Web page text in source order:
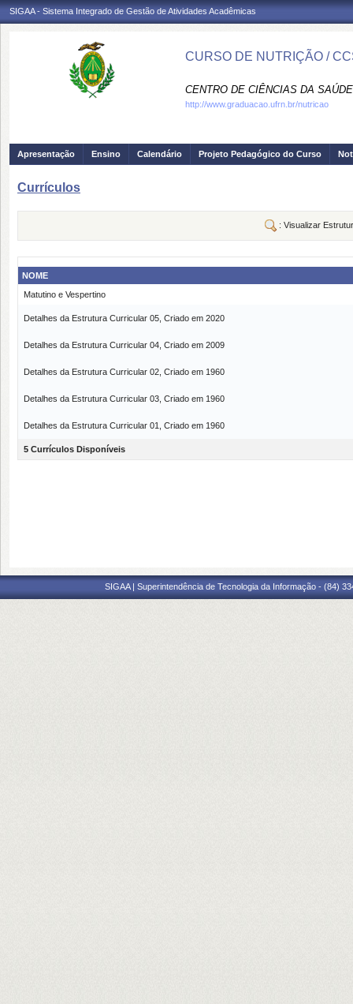
SIGAA - Sistema Integrado de Gestão de Atividades Acadêmicas
CURSO DE NUTRIÇÃO /
CENTRO DE CIÊNCIAS DA
http://www.graduacao.ufrn.br/nutricao
Apresentação Ensino Calendário Projeto Pedagógico do Curso
Currículos
: Visualizar
NOME
Matutino e Vespertino
Detalhes da Estrutura Curricular 05, Criado em 2020
Detalhes da Estrutura Curricular 04, Criado em 2009
Detalhes da Estrutura Curricular 02, Criado em 1960
Detalhes da Estrutura Curricular 03, Criado em 1960
Detalhes da Estrutura Curricular 01, Criado em 1960
5 Currículos Disponíveis
SIGAA | Superintendência de Tecnologia da Informação - (84)